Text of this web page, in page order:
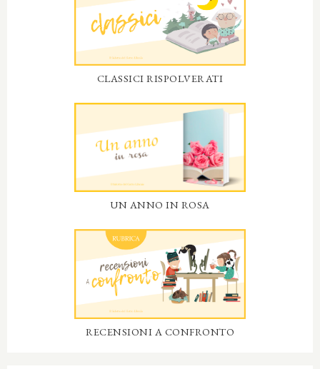
CLASSICI RISPOLVERATI
UN ANNO IN ROSA
RECENSIONI A CONFRONTO